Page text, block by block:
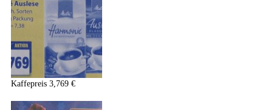
Kaffepreis 3,769 €